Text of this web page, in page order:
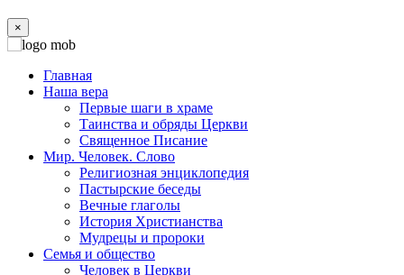
×
Главная
Наша вера
Первые шаги в храме
Таинства и обряды Церкви
Священное Писание
Мир. Человек. Слово
Религиозная энциклопедия
Пастырские беседы
Вечные глаголы
История Христианства
Мудрецы и пророки
Семья и общество
Человек в Церкви